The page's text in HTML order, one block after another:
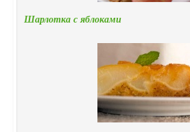
Шарлотка с яблоками